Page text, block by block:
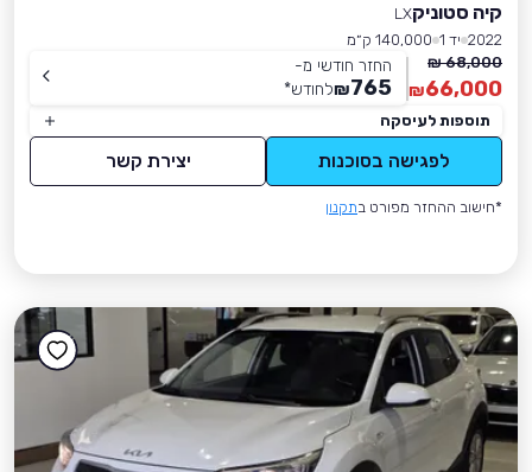
קיה סטוניקLX
2022 יד 1
140,000 ק״מ
68,000 ₪
66,000
₪
החזר חודשי מ-
765
₪לחודש*
תוספות לעיסקה
לפגישה בסוכנות יצירת קשר
*חישוב ההחזר מפורט בתקנון